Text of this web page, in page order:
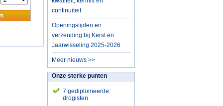
continuïteit
Openingstijden en
verzending bij Kerst en
Jaarwisseling 2025-2026
Meer nieuws >>
Onze sterke punten
7 gediplomeerde
drogisten